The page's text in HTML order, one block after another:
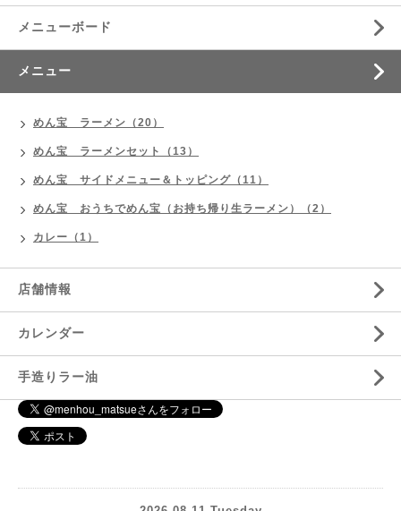
メニューボード
メニュー
めん宝 ラーメン（20）
めん宝 ラーメンセット（13）
めん宝 サイドメニュー＆トッピング（11）
めん宝 おうちでめん宝（お持ち帰り生ラーメン）（2）
カレー（1）
店舗情報
カレンダー
手造りラー油